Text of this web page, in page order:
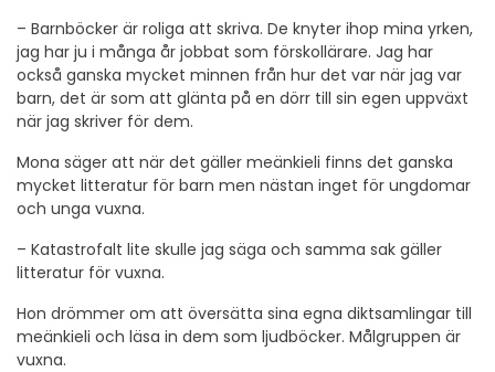
– Barnböcker är roliga att skriva. De knyter ihop mina yrken,
jag har ju i många år jobbat som förskollärare. Jag har
också ganska mycket minnen från hur det var när jag var
barn, det är som att glänta på en dörr till sin egen uppväxt
när jag skriver för dem.
Mona säger att när det gäller meänkieli finns det ganska
mycket litteratur för barn men nästan inget för ungdomar
och unga vuxna.
– Katastrofalt lite skulle jag säga och samma sak gäller
litteratur för vuxna.
Hon drömmer om att översätta sina egna diktsamlingar till
meänkieli och läsa in dem som ljudböcker. Målgruppen är
vuxna.